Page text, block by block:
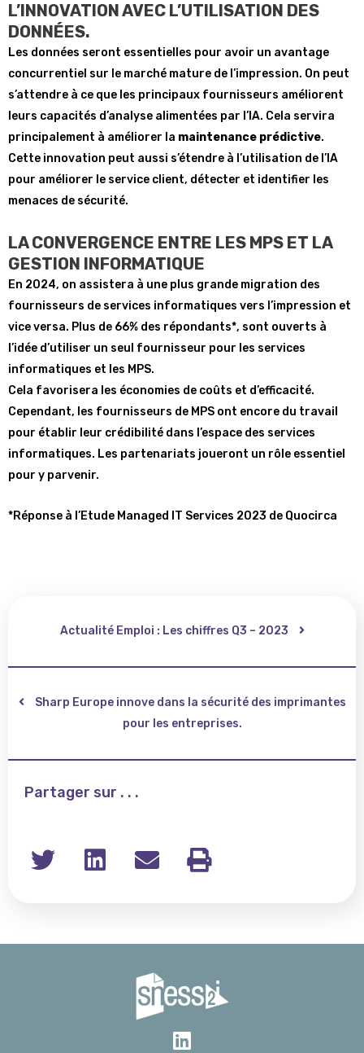
L’INNOVATION AVEC L’UTILISATION DES
DONNÉES.
Les données seront essentielles pour avoir un avantage
concurrentiel sur le marché mature de l’impression. On peut
s’attendre à ce que les principaux fournisseurs améliorent
leurs capacités d’analyse alimentées par l’IA. Cela servira
principalement à améliorer la maintenance prédictive.
Cette innovation peut aussi s’étendre à l’utilisation de l’IA
pour améliorer le service client, détecter et identifier les
menaces de sécurité.
LA CONVERGENCE ENTRE LES MPS ET LA
GESTION INFORMATIQUE
En 2024, on assistera à une plus grande migration des
fournisseurs de services informatiques vers l’impression et
vice versa. Plus de 66% des répondants*, sont ouverts à
l’idée d’utiliser un seul fournisseur pour les services
informatiques et les MPS.
Cela favorisera les économies de coûts et d’efficacité.
Cependant, les fournisseurs de MPS ont encore du travail
pour établir leur crédibilité dans l’espace des services
informatiques. Les partenariats joueront un rôle essentiel
pour y parvenir.
*Réponse à l’Etude Managed IT Services 2023 de Quocirca
Actualité Emploi : Les chiffres Q3 – 2023
Sharp Europe innove dans la sécurité des imprimantes
pour les entreprises.
Partager sur . . .